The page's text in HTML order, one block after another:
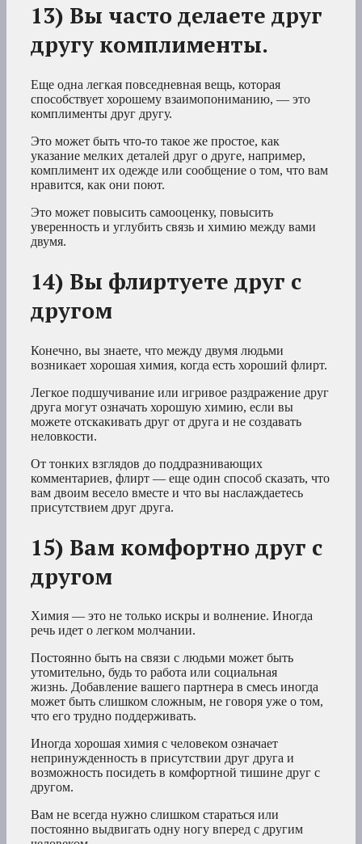
13) Вы часто делаете друг
другу комплименты.
Еще одна легкая повседневная вещь, которая
способствует хорошему взаимопониманию, — это
комплименты друг другу.
Это может быть что-то такое же простое, как
указание мелких деталей друг о друге, например,
комплимент их одежде или сообщение о том, что вам
нравится, как они поют.
Это может повысить самооценку, повысить
уверенность и углубить связь и химию между вами
двумя.
14) Вы флиртуете друг с
другом
Конечно, вы знаете, что между двумя людьми
возникает хорошая химия, когда есть хороший флирт.
Легкое подшучивание или игривое раздражение друг
друга могут означать хорошую химию, если вы
можете отскакивать друг от друга и не создавать
неловкости.
От тонких взглядов до поддразнивающих
комментариев, флирт — еще один способ сказать, что
вам двоим весело вместе и что вы наслаждаетесь
присутствием друг друга.
15) Вам комфортно друг с
другом
Химия — это не только искры и волнение. Иногда
речь идет о легком молчании.
Постоянно быть на связи с людьми может быть
утомительно, будь то работа или социальная
жизнь. Добавление вашего партнера в смесь иногда
может быть слишком сложным, не говоря уже о том,
что его трудно поддерживать.
Иногда хорошая химия с человеком означает
непринужденность в присутствии друг друга и
возможность посидеть в комфортной тишине друг с
другом.
Вам не всегда нужно слишком стараться или
постоянно выдвигать одну ногу вперед с другим